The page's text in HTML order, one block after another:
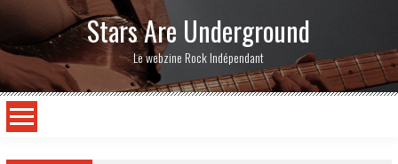
Stars Are Underground
Le webzine Rock Indépendant